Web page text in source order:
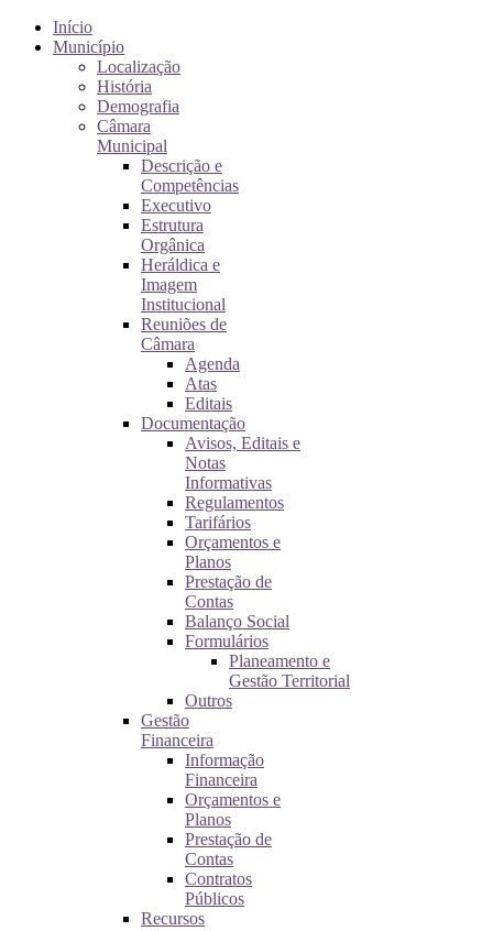
Início
Município
Localização
História
Demografia
Câmara
Municipal
Descrição e
Competências
Executivo
Estrutura
Orgânica
Heráldica e
Imagem
Institucional
Reuniões de
Câmara
Agenda
Atas
Editais
Documentação
Avisos, Editais e
Notas
Informativas
Regulamentos
Tarifários
Orçamentos e
Planos
Prestação de
Contas
Balanço Social
Formulários
Planeamento e
Gestão Territorial
Outros
Gestão
Financeira
Informação
Financeira
Orçamentos e
Planos
Prestação de
Contas
Contratos
Públicos
Recursos